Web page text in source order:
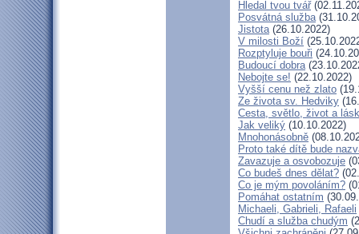
Hledal tvou tvář
Posvátná služba
Jistota(26.10.2022)
V milosti Boží
Rozptyluje bouři
Budoucí dobra
Nebojte se! (22.10.2022)
Vyšší cenu než zlato
Ze života sv. Hedviky
Cesta, světlo, život a
Jak veliký (10.10.2022)
Mnohonásobně
Proto také dítě bude
Zavazuje a osvobozuje
Co budeš dnes dělat?
Co je mým povoláním?
Pomáhat ostatním
Michaeli, Gabrieli, Rafaeli
Chudí a služba chudým